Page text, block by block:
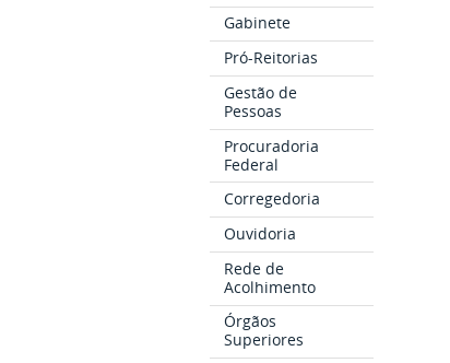
Gabinete
Pró-Reitorias
Gestão de
Pessoas
Procuradoria
Federal
Corregedoria
Ouvidoria
Rede de
Acolhimento
Órgãos
Superiores